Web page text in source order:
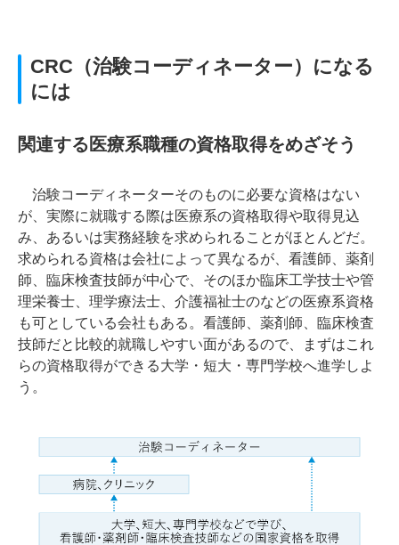
CRC（治験コーディネーター）になる
には
関連する医療系職種の資格取得をめざそう
治験コーディネーターそのものに必要な資格はない
が、実際に就職する際は医療系の資格取得や取得見込
み、あるいは実務経験を求められることがほとんどだ。
求められる資格は会社によって異なるが、看護師、薬剤
師、臨床検査技師が中心で、そのほか臨床工学技士や管
理栄養士、理学療法士、介護福祉士のなどの医療系資格
も可としている会社もある。看護師、薬剤師、臨床検査
技師だと比較的就職しやすい面があるので、まずはこれ
らの資格取得ができる大学・短大・専門学校へ進学しよ
う。